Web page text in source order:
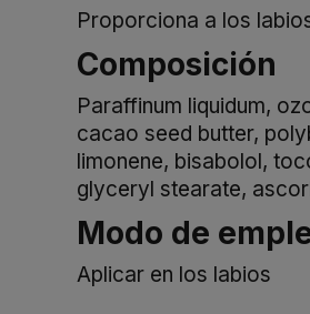
Proporciona a los
Composición
Paraffinum liquidum,
cacao seed butter,
limonene, bisabolol,
glyceryl stearate,
Modo de
Aplicar en los labios